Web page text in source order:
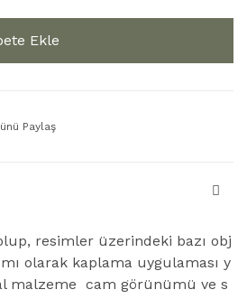
Ekle
Paylaş
resimler üzerindeki bazı obj
olarak kaplama uygulaması y
malzeme cam görünümü ve s